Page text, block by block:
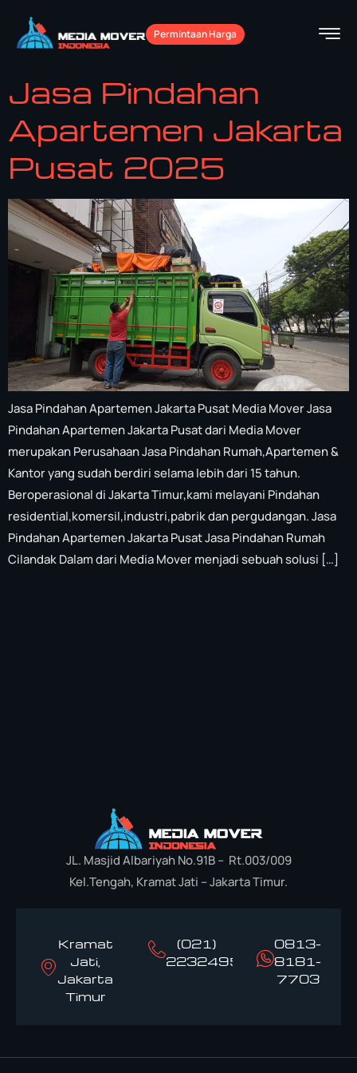
Permintaan Harga
Jasa Pindahan
Apartemen Jakarta
Pusat 2025
Jasa Pindahan Apartemen Jakarta Pusat Media Mover Jasa
Pindahan Apartemen Jakarta Pusat dari Media Mover
merupakan Perusahaan Jasa Pindahan Rumah,Apartemen &
Kantor yang sudah berdiri selama lebih dari 15 tahun.
Beroperasional di Jakarta Timur,kami melayani Pindahan
residential,komersil,industri,pabrik dan pergudangan. Jasa
Pindahan Apartemen Jakarta Pusat Jasa Pindahan Rumah
Cilandak Dalam dari Media Mover menjadi sebuah solusi […]
JL. Masjid Albariyah No.91B – Rt.003/009
Kel.Tengah, Kramat Jati – Jakarta Timur.
Kramat
Jati,
Jakarta
Timur
(021)
22324958
0813-
8181-
7703